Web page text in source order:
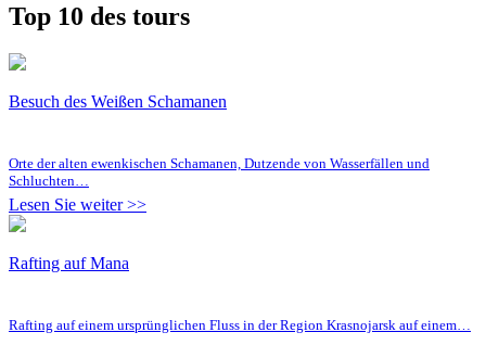
Top 10 des tours
Besuch des Weißen Schamanen
Orte der alten ewenkischen Schamanen, Dutzende von Wasserfällen und
Schluchten…
Lesen Sie weiter >>
Rafting auf Mana
Rafting auf einem ursprünglichen Fluss in der Region Krasnojarsk auf einem…